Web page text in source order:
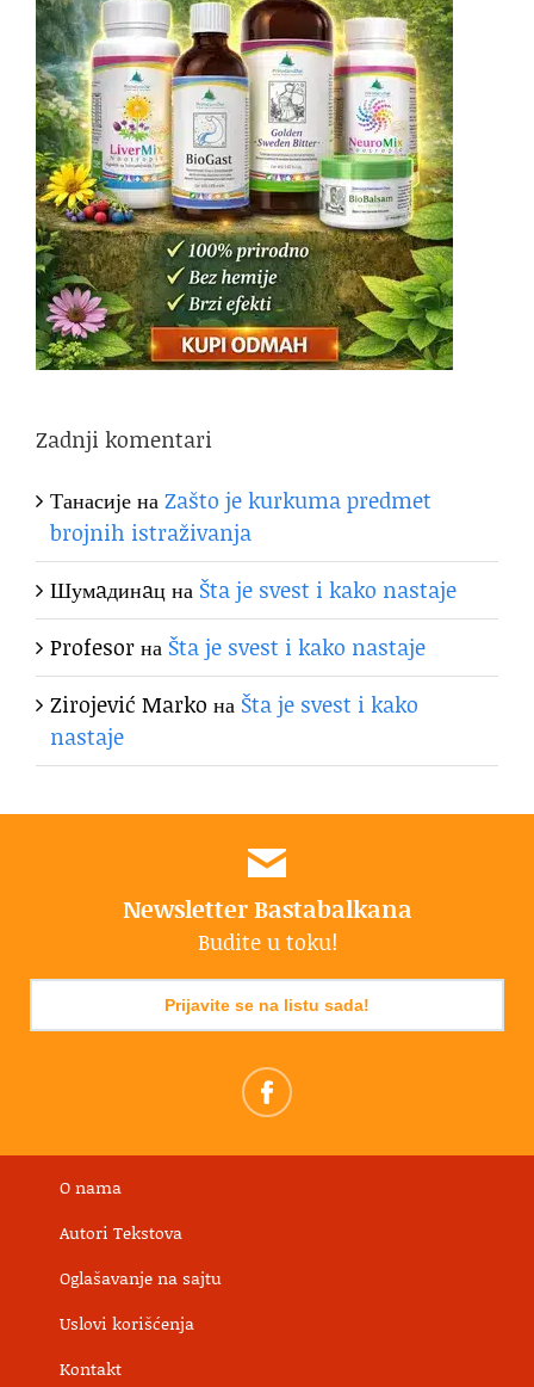
Zadnji komentari
ТанасијенаZašto je kurkuma predmet
brojnih istraživanja
Шумaдинaцна Šta je svest i kako nastaje
Profesorна Šta je svest i kako nastaje
Zirojević Marko на Šta je svest i kako
nastaje
Newsletter Bastabalkana
Budite u toku!
Prijavite se na listu sada!
O nama
Autori Tekstova
Oglašavanje na sajtu
Uslovi korišćenja
Kontakt